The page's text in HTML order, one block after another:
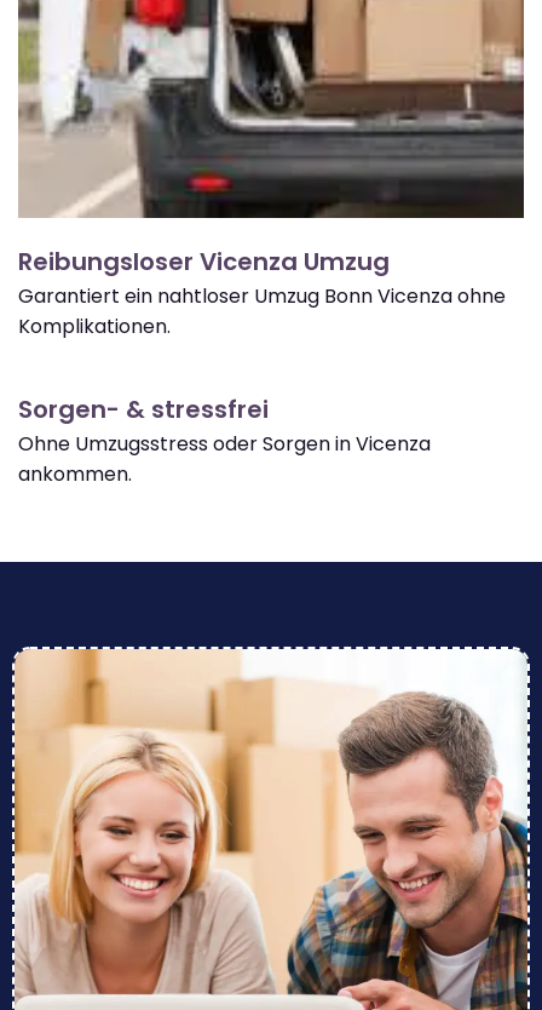
Reibungsloser Vicenza Umzug
Garantiert ein nahtloser Umzug Bonn Vicenza ohne
Komplikationen.
Sorgen- & stressfrei
Ohne Umzugsstress oder Sorgen in Vicenza
ankommen.